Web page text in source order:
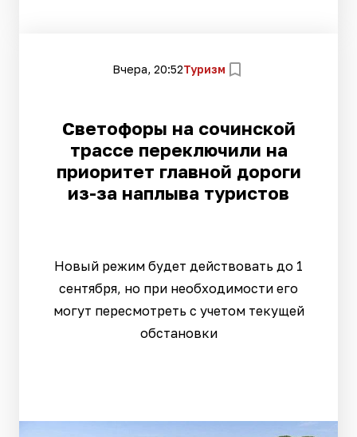
Вчера, 20:52Туризм
Светофоры на сочинской
трассе переключили на
приоритет главной дороги
из-за наплыва туристов
Новый режим будет действовать до 1
сентября, но при необходимости его
могут пересмотреть с учетом текущей
обстановки